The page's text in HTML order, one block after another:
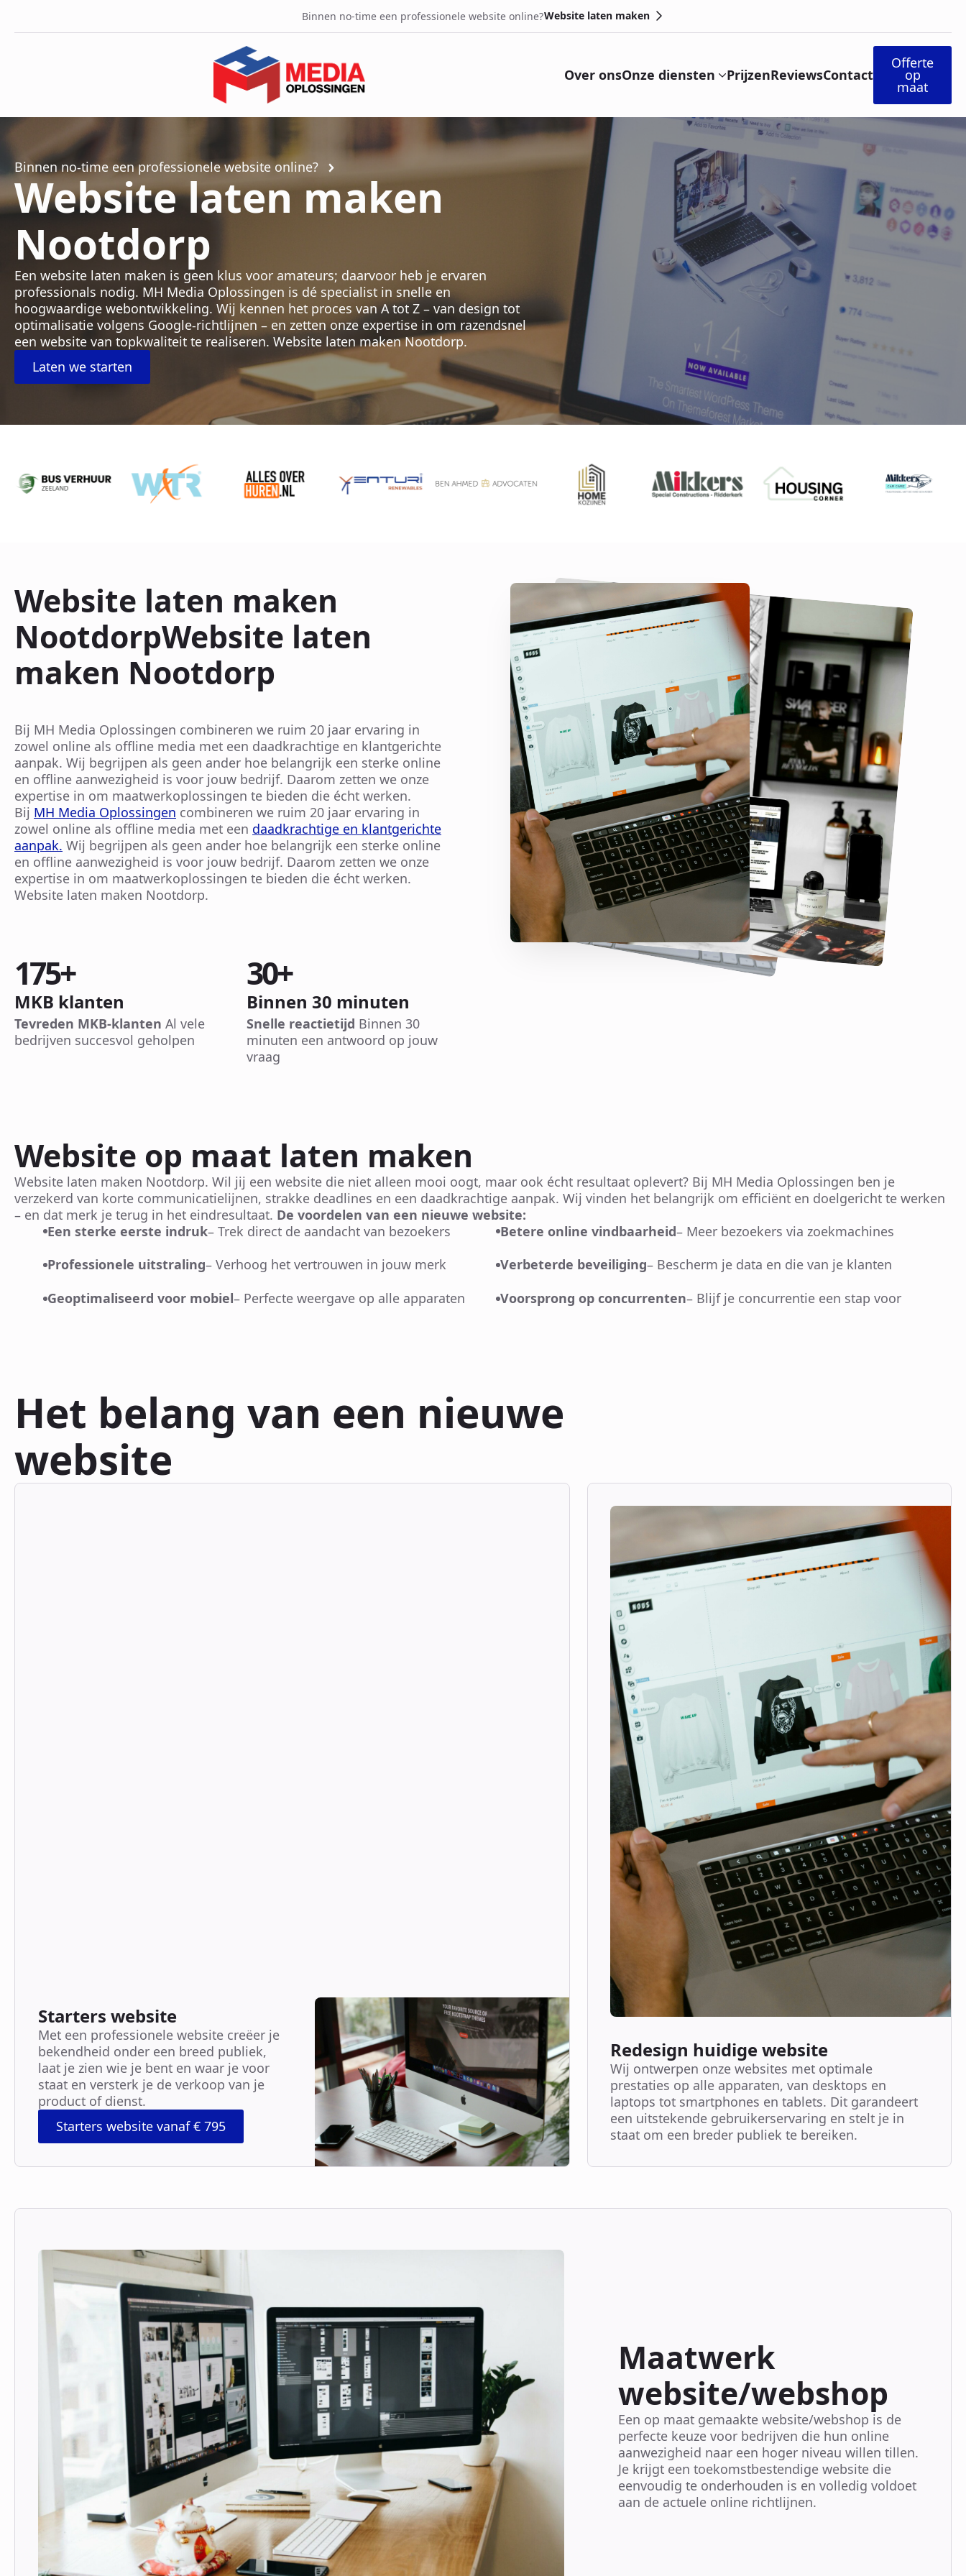
Binnen no-time een professionele website online?Website laten maken
Over onsOnze diensten PrijzenReviewsContact
Offerte
op
maat
Binnen no-time een professionele website online?
Website laten maken
Nootdorp
Een website laten maken is geen klus voor amateurs; daarvoor heb je ervaren
professionals nodig. MH Media Oplossingen is dé specialist in snelle en
hoogwaardige webontwikkeling. Wij kennen het proces van A tot Z – van design tot
optimalisatie volgens Google-richtlijnen – en zetten onze expertise in om razendsnel
een website van topkwaliteit te realiseren. Website laten maken Nootdorp.
Laten we starten
Website laten maken
NootdorpWebsite laten
maken Nootdorp
Bij MH Media Oplossingen combineren we ruim 20 jaar ervaring in
zowel online als offline media met een daadkrachtige en klantgerichte
aanpak. Wij begrijpen als geen ander hoe belangrijk een sterke online
en offline aanwezigheid is voor jouw bedrijf. Daarom zetten we onze
expertise in om maatwerkoplossingen te bieden die écht werken.
Bij MH Media Oplossingen combineren we ruim 20 jaar ervaring in
zowel online als offline media met een daadkrachtige en klantgerichte
aanpak. Wij begrijpen als geen ander hoe belangrijk een sterke online
en offline aanwezigheid is voor jouw bedrijf. Daarom zetten we onze
expertise in om maatwerkoplossingen te bieden die écht werken.
Website laten maken Nootdorp.
175+
MKB klanten
Tevreden MKB-klanten Al vele
bedrijven succesvol geholpen
30+
Binnen 30 minuten
Snelle reactietijd Binnen 30
minuten een antwoord op jouw
vraag
Website op maat laten maken
Website laten maken Nootdorp. Wil jij een website die niet alleen mooi oogt, maar ook écht resultaat oplevert? Bij MH Media Oplossingen ben je
verzekerd van korte communicatielijnen, strakke deadlines en een daadkrachtige aanpak. Wij vinden het belangrijk om efficiënt en doelgericht te werken
– en dat merk je terug in het eindresultaat. De voordelen van een nieuwe website:
Een sterke eerste indruk– Trek direct de aandacht van bezoekers
Professionele uitstraling– Verhoog het vertrouwen in jouw merk
Geoptimaliseerd voor mobiel– Perfecte weergave op alle apparaten
Betere online vindbaarheid– Meer bezoekers via zoekmachines
Verbeterde beveiliging– Bescherm je data en die van je klanten
Voorsprong op concurrenten– Blijf je concurrentie een stap voor
Het belang van een nieuwe
website
Starters website
Met een professionele website creëer je
bekendheid onder een breed publiek,
laat je zien wie je bent en waar je voor
staat en versterk je de verkoop van je
product of dienst.
Starters website vanaf € 795
Redesign huidige website
Wij ontwerpen onze websites met optimale
prestaties op alle apparaten, van desktops en
laptops tot smartphones en tablets. Dit garandeert
een uitstekende gebruikerservaring en stelt je in
staat om een breder publiek te bereiken.
Maatwerk
website/webshop
Een op maat gemaakte website/webshop is de
perfecte keuze voor bedrijven die hun online
aanwezigheid naar een hoger niveau willen tillen.
Je krijgt een toekomstbestendige website die
eenvoudig te onderhouden is en volledig voldoet
aan de actuele online richtlijnen.